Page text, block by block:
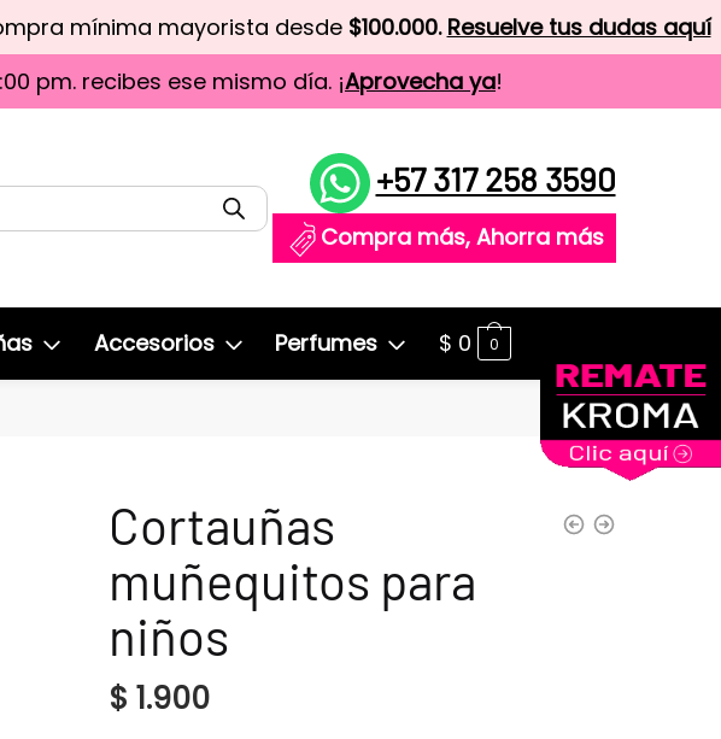
mínima mayorista desde $100.000. Resuelve tus dudas aquí
pm. recibes ese mismo día. ¡Aprovecha ya!
+57 317 258 3590
Compra más, Ahorra más
Accesorios Perfumes $ 0 0
Cortauñas
muñequitos para
niños
$ 1.900